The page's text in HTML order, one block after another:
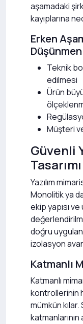
aşamadaki
kayıplarına
Erken
Teknik
edilmesi
Ürün
Müşteri
Güvenli
Tasarımı
Yazılım
Monolitik ya
ekip yapısı
doğru
izolasyon
Katmanlı
Katmanlı
kontrollerinin
mümkün kılar.
katmanlarının